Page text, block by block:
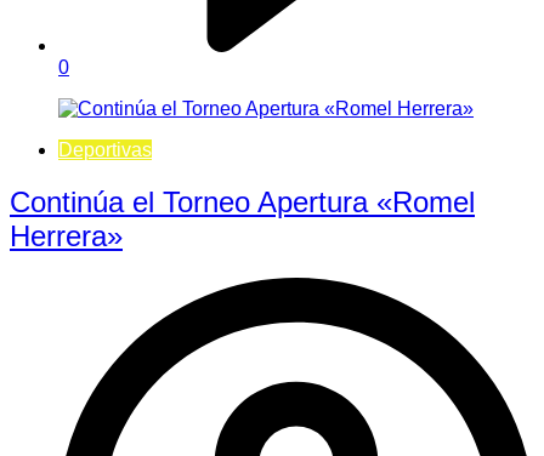
0
Deportivas
Continúa el Torneo Apertura «Romel
Herrera»